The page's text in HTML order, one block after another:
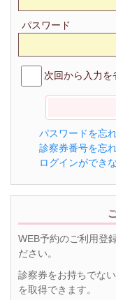
パスワード
次回から入力を
パスワードを忘
診察券番号を忘
ログインができ
WEB予約のご利用登
ださい。
診察券をお持ちでな
を取得できます。